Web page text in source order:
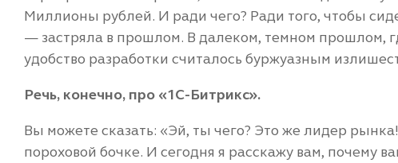
Миллионы рублей. И ради чего? Ради того, чтобы
— застряла в прошлом. В далеком, темном прошлом,
удобство разработки считалось буржуазным
Речь, конечно, про «1С-Битрикс».
Вы можете сказать: «Эй, ты чего? Это же лидер
пороховой бочке. И сегодня я расскажу вам, почему